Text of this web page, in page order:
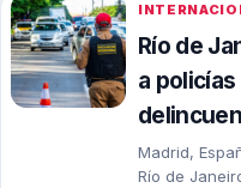
Río de
a
Madrid,
Río de